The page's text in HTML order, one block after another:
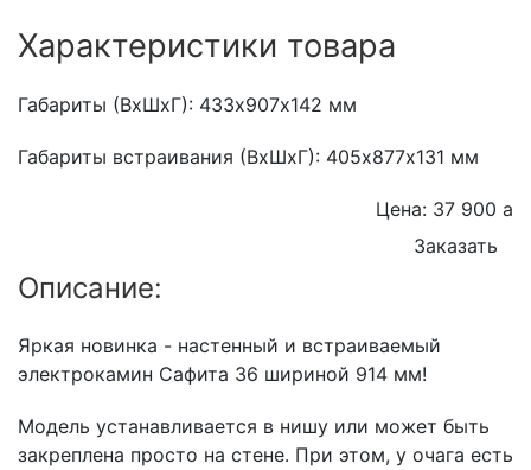
Характеристики товара
Габариты (ВхШхГ): 433х907х142 мм
Габариты встраивания (ВхШхГ): 405х877х131 мм
Цена: 37 900 a
Заказать
Описание:
Яркая новинка - настенный и встраиваемый
электрокамин Сафита 36 шириной 914 мм!
Модель устанавливается в нишу или может быть
закреплена просто на стене. При этом, у очага есть